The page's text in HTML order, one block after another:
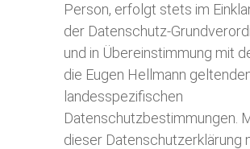
Person, erfolgt stets im
der Datenschutz-
und in Übereinstimmung mit
die Eugen Hellmann
landesspezifischen
Datenschutzbestimmungen.
dieser Datenschutzerklärung